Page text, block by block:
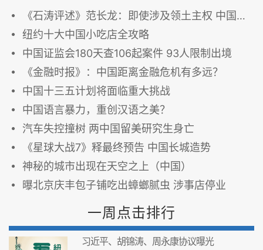
《石涛评述》范长龙：即使涉及领土主权 中国决不轻“言”动武
纽约十大中国小吃店全攻略
中国证监会180天查106起案件 93人限制出境
《金融时报》：中国距离金融危机有多远？
中国十三五计划将面临重大挑战
中国语言暴力，重创汉语之美？
汽车失控撞树 两中国留美研究生身亡
《星球大战7》释最终预告 中国长城造势
神秘的城市出现在天空之上（中国）
曝北京庆丰包子铺吃出蟑螂腻虫 涉事店停业
一周点击排行
习近平、胡锦涛、周永康协议曝光